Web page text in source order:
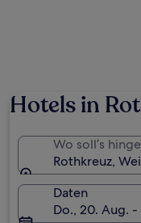
Hotels in
Wo soll’s
Rothkreuz,
Daten
Do., 20. Aug. -